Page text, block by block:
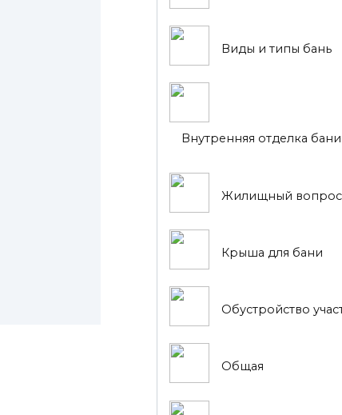
Виды и типы бань
Внутренняя отделка бани
Жилищный вопрос
Крыша для бани
Обустройство
Общая